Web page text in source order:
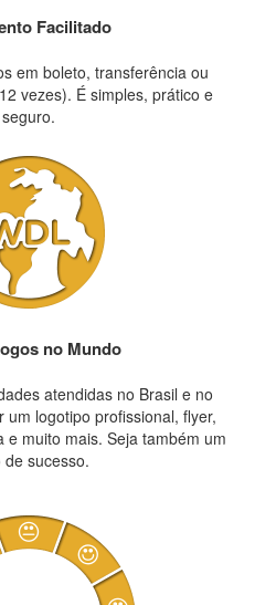
Facilitado
em boleto, transferência ou
vezes). É simples, prático e
seguro.
no Mundo
atendidas no Brasil e no
um logotipo profissional, flyer,
e muito mais. Seja também um
de sucesso.